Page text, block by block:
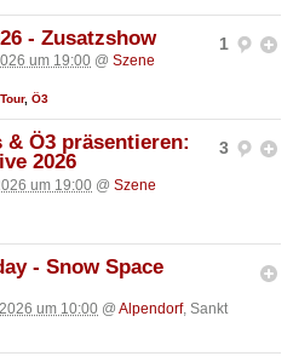
1
- Zusatzshow
um 19:00 @ Szene
Tour, Ö3
3
Ö3 präsentieren:
2026
um 19:00 @ Szene
- Snow Space
um 10:00 @ Alpendorf, Sankt